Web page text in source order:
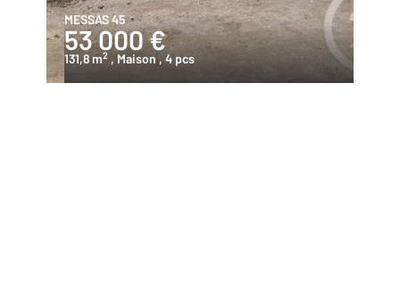
MESSAS 45
53 000 €
131,8 m2 , Maison , 4 pcs